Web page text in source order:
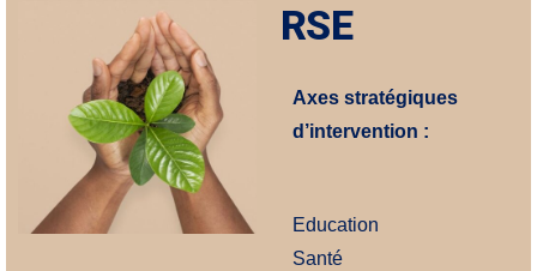
RSE
Axes stratégiques
d’intervention :
Education
Santé